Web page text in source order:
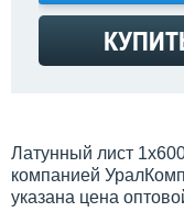
Латунный лист
компанией
указана цена